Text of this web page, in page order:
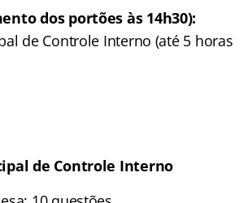
dos portões às 14h30):
de Controle Interno (até 5 horas
de Controle Interno